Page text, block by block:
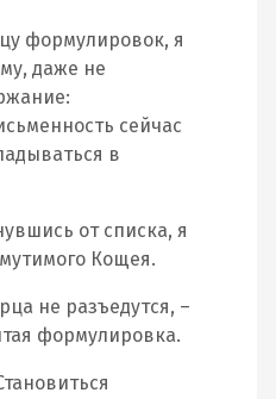
формулировок, я
даже не
сейчас
в
от списка, я
Кощея.
не разъедутся, –
формулировка.